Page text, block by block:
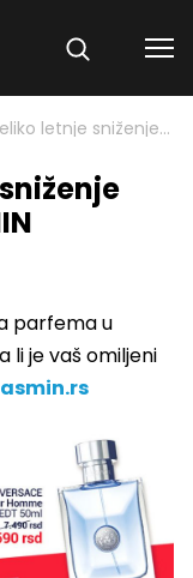
Počelo je veliko letnje sniženje cena parfema u JASMIN parfimerijama!
parfema u
li je vaš omiljeni